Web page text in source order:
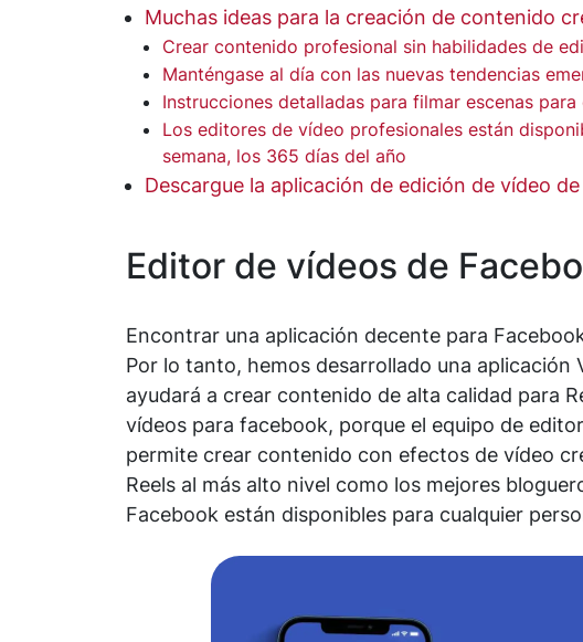
Muchas ideas para la creación de contenido
Crear contenido profesional sin habilidades de
Manténgase al día con las nuevas tendencias
Instrucciones detalladas para filmar escenas
Los editores de vídeo profesionales están
semana, los 365 días del año
Descargue la aplicación de edición de vídeo
Editor de vídeos de
Encontrar una aplicación decente para
Por lo tanto, hemos desarrollado una aplicación
ayudará a crear contenido de alta calidad para
vídeos para facebook, porque el equipo de
permite crear contenido con efectos de vídeo
Reels al más alto nivel como los mejores
Facebook están disponibles para cualquier